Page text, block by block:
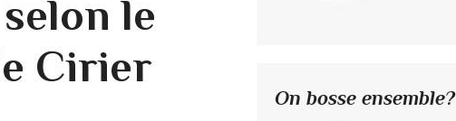
le
Cirier
On bosse ensemble?